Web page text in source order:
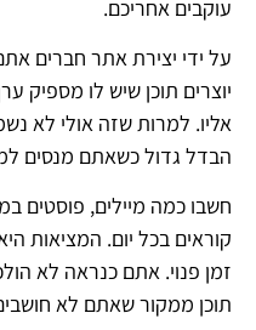
עוקבים אחריכם.
על ידי יצירת אתר חברים
יוצרים תוכן שיש לו מספיק
אליו. למרות שזה אולי לא
הבדל גדול כשאתם מנסים
חשבו כמה מיילים, פוסטים
קוראים בכל יום. המציאות
זמן פנוי. אתם כנראה לא
תוכן ממקור שאתם לא